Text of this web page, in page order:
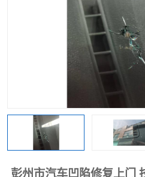
彭州市汽车凹陷修复上门